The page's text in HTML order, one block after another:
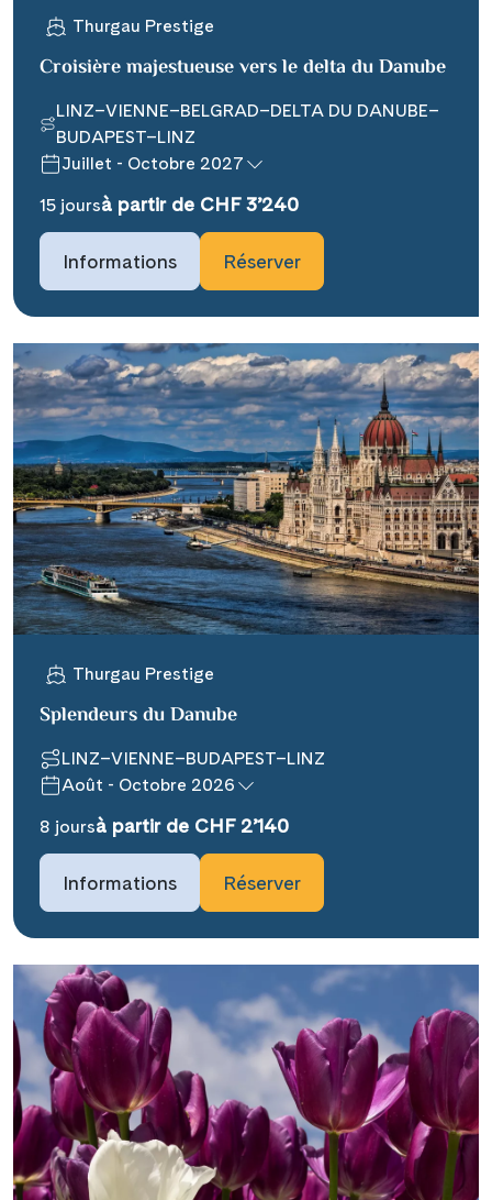
Teile diese Reise
### headline_default does not exist in
object type Ausflug ###
Facebook
Messenger
X
WhatsApp
Telegram
per E-Mail senden
### beschreibung_headline_default
does not exist in object type Ausflug
###
Thurgau Prestige
Croisière majestueuse vers le delta du Danube
LINZ–VIENNE–BELGRAD–DELTA DU DANUBE–
BUDAPEST–LINZ
Juillet - Octobre 2027
15 joursà partir de CHF 3’240
Informations Réserver
Thurgau Prestige
Splendeurs du Danube
LINZ–VIENNE–BUDAPEST–LINZ
Août - Octobre 2026
8 joursà partir de CHF 2’140
Informations Réserver